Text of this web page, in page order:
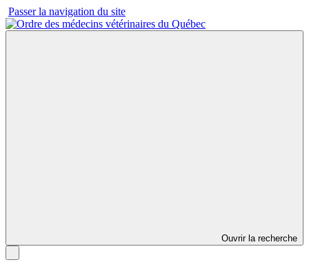
Passer la navigation du site
Ouvrir la recherche